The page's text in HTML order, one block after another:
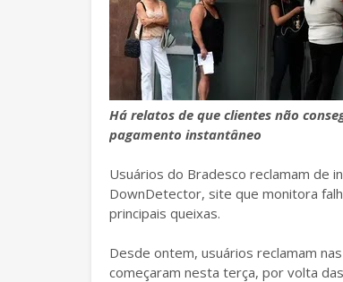
Há relatos de que clientes não
pagamento instantâneo
Usuários do Bradesco reclamam de
DownDetector, site que monitora
principais queixas.
Desde ontem, usuários reclamam
começaram nesta terça, por volta